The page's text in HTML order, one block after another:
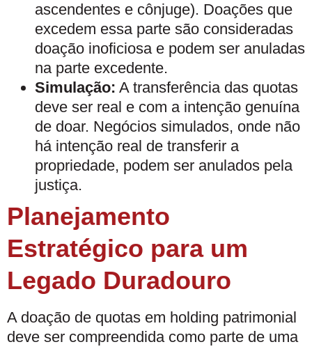
ascendentes e cônjuge). Doações que
excedem essa parte são consideradas
doação inoficiosa e podem ser anuladas
na parte excedente.
Simulação: A transferência das quotas
deve ser real e com a intenção genuína
de doar. Negócios simulados, onde não
há intenção real de transferir a
propriedade, podem ser anulados pela
justiça.
Planejamento
Estratégico para um
Legado Duradouro
A doação de quotas em holding patrimonial
deve ser compreendida como parte de uma